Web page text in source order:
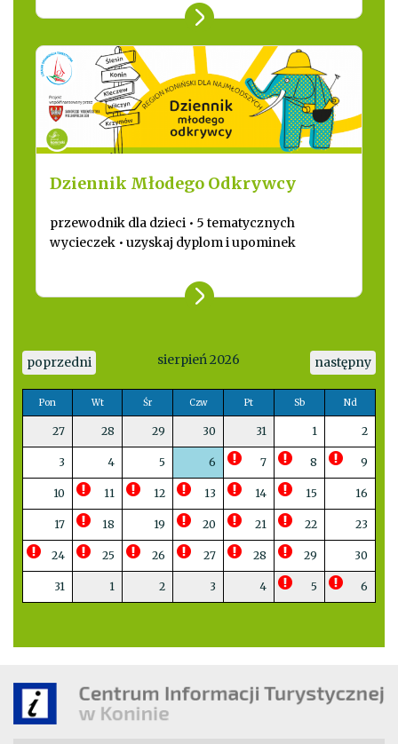
Dziennik Młodego Odkrywcy
przewodnik dla dzieci • 5 tematycznych
wycieczek • uzyskaj dyplom i upominek
poprzedni sierpień 2026 następny
Pon Wt Śr Czw Pt Sb Nd
27 28 29 30 31 1 2
3 4 5 6 7 8 9
10 11 12 13 14 15 16
17 18 19 20 21 22 23
24 25 26 27 28 29 30
31 1 2 3 4 5 6